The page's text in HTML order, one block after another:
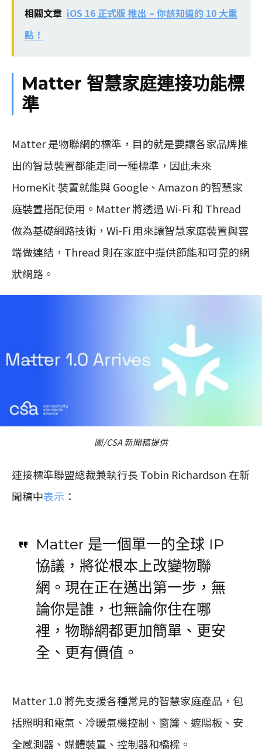
相關文章 iOS 16 正式版 推出 – 你該知道的 10 大重
點！
Matter 智慧家庭連接功能標
準
Matter 是物聯網的標準，目的就是要讓各家品牌推
出的智慧裝置都能走同一種標準，因此未來
HomeKit 裝置就能與 Google、Amazon 的智慧家
庭裝置搭配使用。Matter 將透過 Wi-Fi 和 Thread
做為基礎網路技術，Wi-Fi 用來讓智慧家庭裝置與雲
端做連結，Thread 則在家庭中提供節能和可靠的網
狀網路。
圖/CSA 新聞稿提供
連接標準聯盟總裁兼執行長 Tobin Richardson 在新
聞稿中表示 ：
Matter 是一個單一的全球 IP
協議，將從根本上改變物聯
網。現在正在邁出第一步，無
論你是誰，也無論你住在哪
裡，物聯網都更加簡單、更安
全、更有價值。
Matter 1.0 將先支援各種常見的智慧家庭產品，包
括照明和電氣、冷暖氣機控制、窗簾、遮陽板、安
全感測器、媒體裝置、控制器和橋樑。